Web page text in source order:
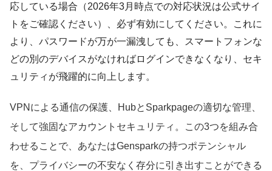
応している場合（2026年3月時点での対応状況は公式サイ
トをご確認ください）、必ず有効にしてください。これに
より、パスワードが万が一漏洩しても、スマートフォンな
どの別のデバイスがなければログインできなくなり、セキ
ュリティが飛躍的に向上します。
VPNによる通信の保護、HubとSparkpageの適切な管理、
そして強固なアカウントセキュリティ。この3つを組み合
わせることで、あなたはGensparkの持つポテンシャル
を、プライバシーの不安なく存分に引き出すことができる